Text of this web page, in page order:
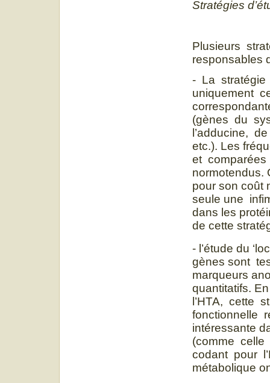
Stratégies
Plusieurs
responsables
- La stratégie
uniquement
(gènes du
l’adducine,
etc.). Les
et
normotendus.
pour son coût
seule une
dans les
de cette
- l’étude du
gènes sont
marqueurs
quantitatifs.
l’HTA, cette
fonctionnelle
intéressante
(comme
codant pour
métabolique